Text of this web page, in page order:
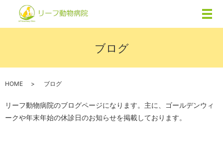
メ
ブログ
HOME ブログ
リーフ動物病院のブログページになります。 主に、ゴールデンウィ
ークや年末年始の休診日のお知らせを掲載しております。